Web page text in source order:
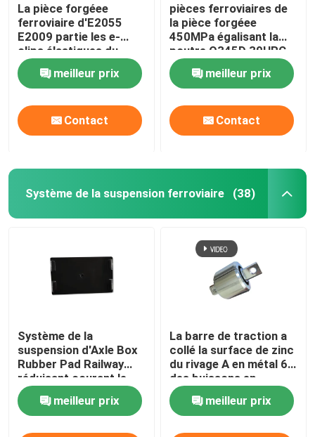
La pièce forgéee
ferroviaire d'E2055
E2009 partie les e-
clips élastiques du
chemin de fer 60Si2Mn
attachant le système
meilleur prix
Contact
pièces ferroviaires de
la pièce forgéee
450MPa égalisant la
poutre Q345D 39HRC-
48HRC
meilleur prix
Contact
Système de la suspension ferroviaire (38)
Système de la
suspension d'Axle Box
Rubber Pad Railway
réduisant courant le
frottement
meilleur prix
La barre de traction a
collé la surface de zinc
du rivage A en métal 65
des buissons en
caoutchouc NR
meilleur prix